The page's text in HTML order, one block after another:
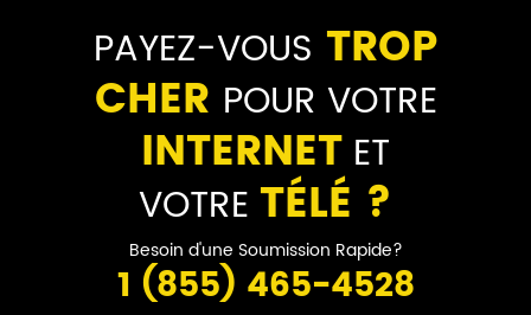
PAYEZ-VOUS TROP
CHER POUR VOTRE
INTERNET ET
VOTRE TÉLÉ ?
Besoin d'une Soumission Rapide?
1 (855) 465-4528